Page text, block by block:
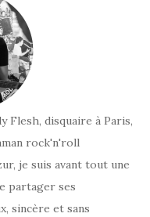
Flesh, disquaire à Paris,
rock'n'roll
je suis avant tout une
partager ses
sincère et sans